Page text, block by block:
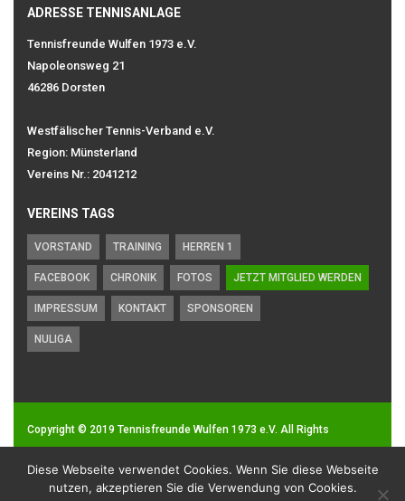
ADRESSE TENNISANLAGE
Tennisfreunde Wulfen 1973 e.V.
Napoleonsweg 21
46286 Dorsten
Westfälischer Tennis-Verband e.V.
Region: Münsterland
Vereins Nr.: 2041212
VEREINS TAGS
VORSTAND TRAINING HERREN 1
FACEBOOK CHRONIK FOTOS JETZT MITGLIED WERDEN
IMPRESSUM KONTAKT SPONSOREN
NULIGA
Copyright © 2019 Tennisfreunde Wulfen 1973 e.V. All Rights
Impressum| Datenschutz
Diese Webseite verwendet Cookies. Wenn Sie diese Webseite
nutzen, akzeptieren Sie die Verwendung von Cookies.